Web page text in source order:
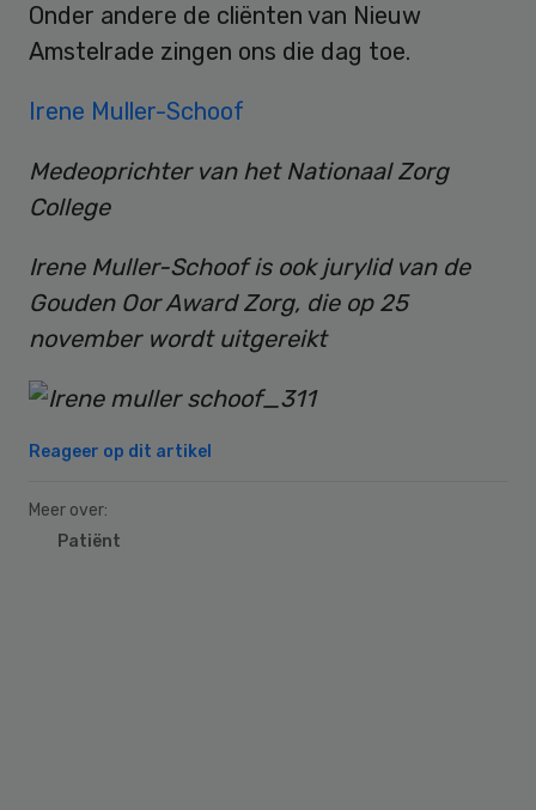
Onder andere de cliënten van Nieuw
Amstelrade zingen ons die dag toe.
Irene Muller-Schoof
Medeoprichter van het Nationaal Zorg
College
Irene Muller-Schoof is ook jurylid van de
Gouden Oor Award Zorg, die op 25
november wordt uitgereikt
Reageer op dit artikel
Meer over:
Patiënt